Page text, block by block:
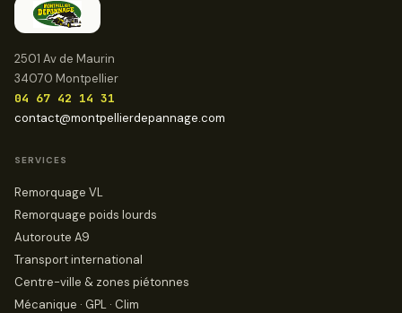
2501 Av de Maurin
34070 Montpellier
04 67 42 14 31
contact@montpellierdepannage.com
SERVICES
Remorquage VL
Remorquage poids lourds
Autoroute A9
Transport international
Centre-ville & zones piétonnes
Mécanique · GPL · Clim